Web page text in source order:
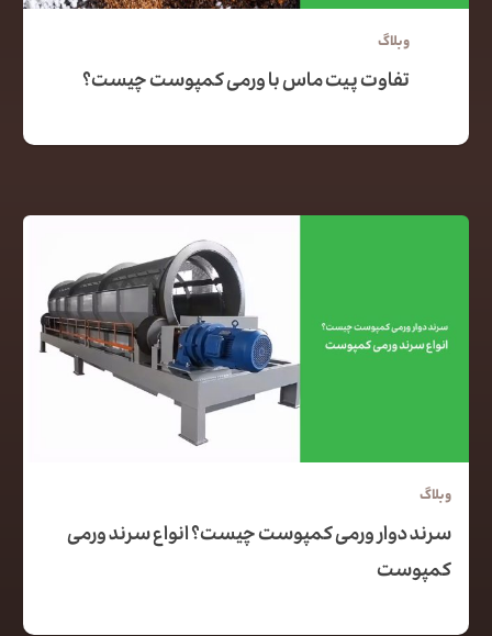
وبلاگ
تفاوت پیت ماس با ورمی کمپوست چیست؟
وبلاگ
سرند دوار ورمی کمپوست چیست؟ انواع سرند ورمی
کمپوست